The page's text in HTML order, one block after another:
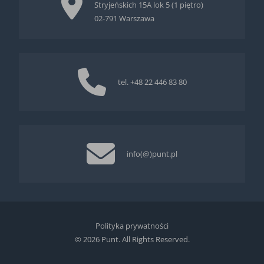
Stryjeńskich 15A lok 5 (1 piętro)
02-791 Warszawa
tel. +48 22 446 83 80
info(@)punt.pl
Polityka prywatności
© 2026 Punt. All Rights Reserved.